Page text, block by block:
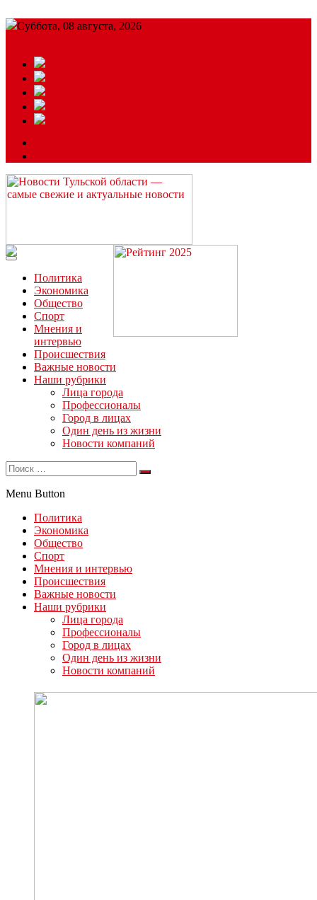
Суббота, 08 августа, 2026
Читайте последние новости дня в Тульской области на сайте
“ЗаНовомосковск”
Политика
Экономика
Общество
Спорт
Мнения и
интервью
Происшествия
Важные новости
Наши рубрики
Лица города
Профессионалы
Город в лицах
Один день из жизни
Новости компаний
Menu Button
Политика
Экономика
Общество
Спорт
Мнения и интервью
Происшествия
Важные новости
Наши рубрики
Лица города
Профессионалы
Город в лицах
Один день из жизни
Новости компаний